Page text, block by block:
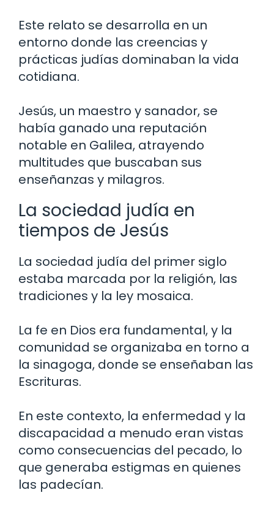
Este relato se desarrolla en un
entorno donde las creencias y
prácticas judías dominaban la vida
cotidiana.
Jesús, un maestro y sanador, se
había ganado una reputación
notable en Galilea, atrayendo
multitudes que buscaban sus
enseñanzas y milagros.
La sociedad judía en
tiempos de Jesús
La sociedad judía del primer siglo
estaba marcada por la religión, las
tradiciones y la ley mosaica.
La fe en Dios era fundamental, y la
comunidad se organizaba en torno a
la sinagoga, donde se enseñaban las
Escrituras.
En este contexto, la enfermedad y la
discapacidad a menudo eran vistas
como consecuencias del pecado, lo
que generaba estigmas en quienes
las padecían.